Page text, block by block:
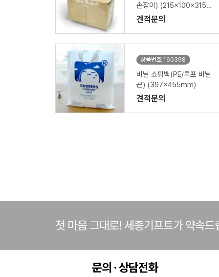
손잡이) (215x100x315m
m)
견적문의
상품번호 160398
비닐 쇼핑백(PE/루프 비닐
끈) (397x455mm)
견적문의
첫 마음 그대로! 세종기프트가 약속드
문의 · 상담전화